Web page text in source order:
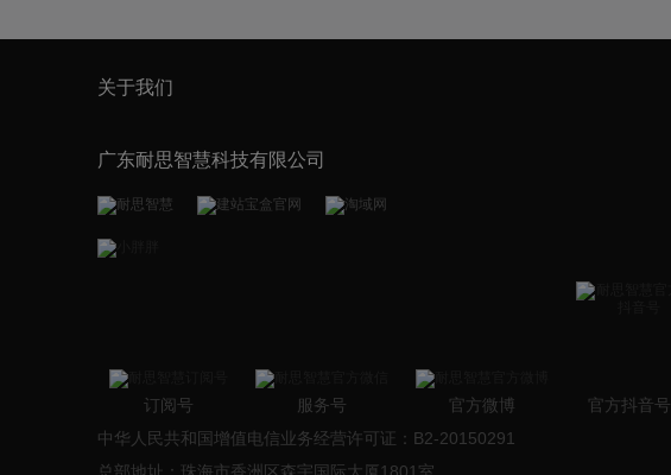
关于我们
广东耐思智慧科技有限公司
订阅号 服务号 官方微博
官方抖音号
中华人民共和国增值电信业务经营许可证：B2-20150291